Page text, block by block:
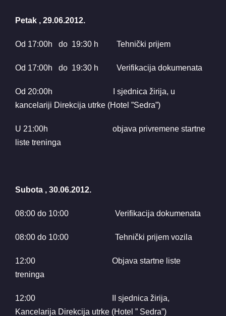
Petak , 29.06.2012.
Od 17:00h do 19:30 h Tehnički prijem
Od 17:00h do 19:30 h Verifikacija dokumenata
Od 20:00h I sjednica žirija, u
kancelariji Direkcija utrke (Hotel ”Sedra”)
U 21:00h objava privremene startne
liste treninga
Subota , 30.06.2012.
08:00 do 10:00 Verifikacija dokumenata
08:00 do 10:00 Tehnički prijem vozila
12:00 Objava startne liste
treninga
12:00 II sjednica žirija,
Kancelarija Direkcija utrke (Hotel ” Sedra”)